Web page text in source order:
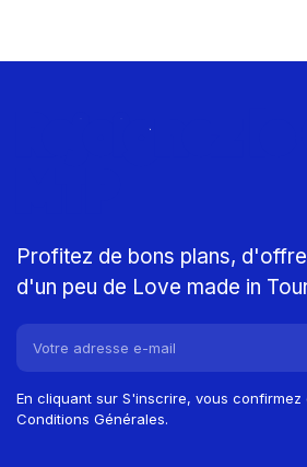
Rejoignez le
Profitez de bons plans,
d'un peu de Love made in
En cliquant sur S'inscrire, vous
Conditions Générales.